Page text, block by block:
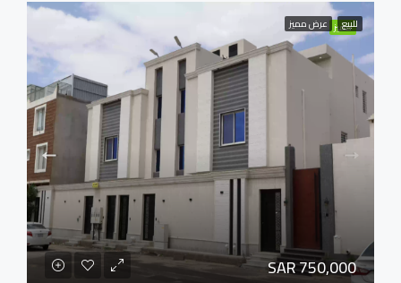
مميز
للبيع عرض مميز
SAR 750,000